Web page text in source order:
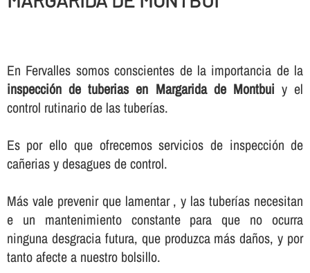
En Fervalles somos conscientes de la importancia de la
inspección de tuberias en Margarida de Montbui y el
control rutinario de las tuberí­as.
Es por ello que ofrecemos servicios de inspección de
cañerias y desagues de control.
Más vale prevenir que lamentar , y las tuberí­as necesitan
e un mantenimiento constante para que no ocurra
ninguna desgracia futura, que produzca más daños, y por
tanto afecte a nuestro bolsillo.